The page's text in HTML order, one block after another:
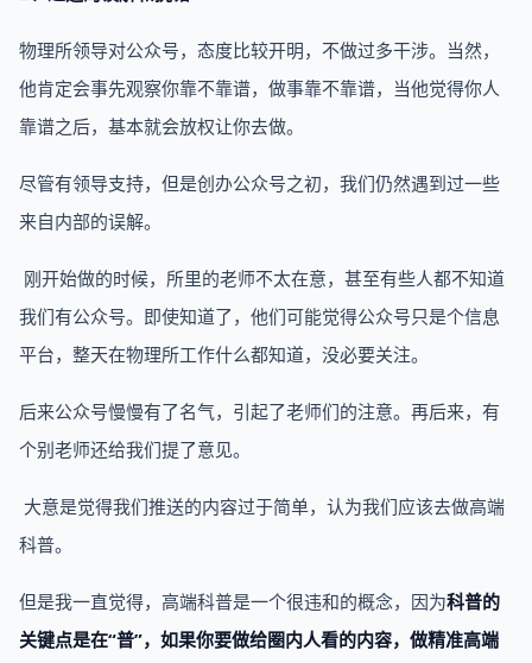
物理所领导对公众号，态度比较开明，不做过多干涉。当然，
他肯定会事先观察你靠不靠谱，做事靠不靠谱，当他觉得你人
靠谱之后，基本就会放权让你去做。
尽管有领导支持，但是创办公众号之初，我们仍然遇到过一些
来自内部的误解。
刚开始做的时候，所里的老师不太在意，甚至有些人都不知道
我们有公众号。即使知道了，他们可能觉得公众号只是个信息
平台，整天在物理所工作什么都知道，没必要关注。
后来公众号慢慢有了名气，引起了老师们的注意。再后来，有
个别老师还给我们提了意见。
大意是觉得我们推送的内容过于简单，认为我们应该去做高端
科普。
但是我一直觉得，高端科普是一个很违和的概念，因为科普的
关键点是在“普”，如果你要做给圈内人看的内容，做精准高端